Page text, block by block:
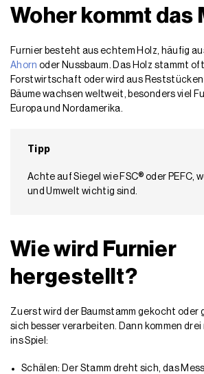
Woher kommt das
Furnier besteht aus echtem Holz, häufig
Ahorn oder Nussbaum. Das Holz stammt
Forstwirtschaft oder wird aus
Bäume wachsen weltweit, besonders viel
Europa und Nordamerika.
Tipp
Achte auf Siegel wie FSC® oder PEFC,
und Umwelt wichtig sind.
Wie wird Furnier
hergestellt?
Zuerst wird der Baumstamm gekocht oder
sich besser verarbeiten. Dann kommen
ins Spiel:
Schälen: Der Stamm dreht sich, das